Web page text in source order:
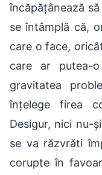
încăpățânează
se întâmplă că,
care o face,
care ar putea-
gravitatea
înțelege firea
Desigur, nici nu-
se va răzvrăti
corupte în